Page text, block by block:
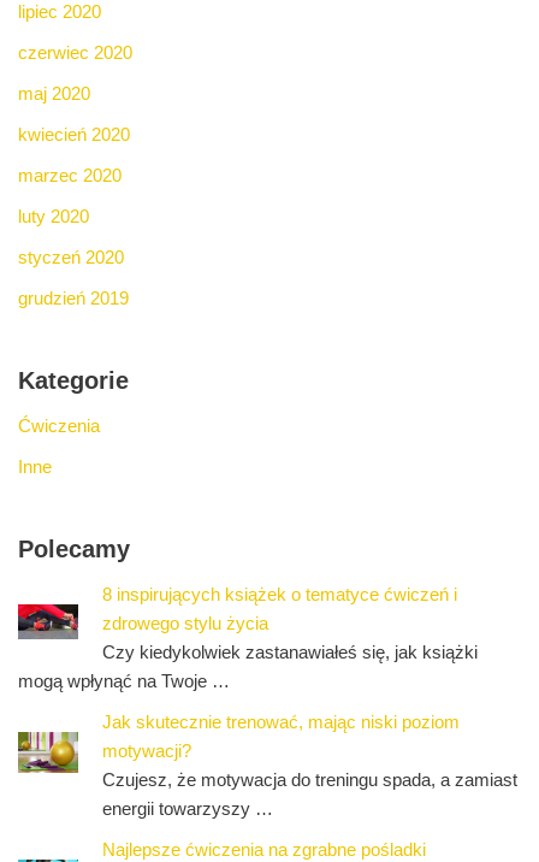
lipiec 2020
czerwiec 2020
maj 2020
kwiecień 2020
marzec 2020
luty 2020
styczeń 2020
grudzień 2019
Kategorie
Ćwiczenia
Inne
Polecamy
8 inspirujących książek o tematyce ćwiczeń i
zdrowego stylu życia
Czy kiedykolwiek zastanawiałeś się, jak książki
mogą wpłynąć na Twoje …
Jak skutecznie trenować, mając niski poziom
motywacji?
Czujesz, że motywacja do treningu spada, a zamiast
energii towarzyszy …
Najlepsze ćwiczenia na zgrabne pośladki